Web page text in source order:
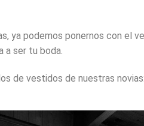
ya podemos ponernos con el
a ser tu boda.
de vestidos de nuestras novias: